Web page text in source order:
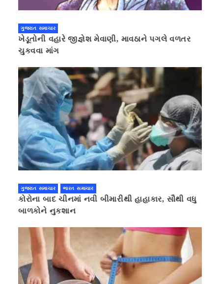
ગુજરાત સમાચાર
ખેડૂતોની વહારે જીજ્ઞેશ મેવાણી, માવઠાને પગલે વળતર
ચુકવવા માંગ
ગુજરાત સમાચાર ભારત સમાચાર
કોરોના બાદ ચીનમાં નવી બીમારીથી હાહાકાર, સૌથી વધુ
બાળકોને નુકશાન